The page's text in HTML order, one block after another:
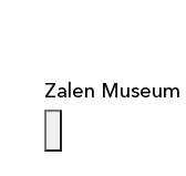
Zalen Museum